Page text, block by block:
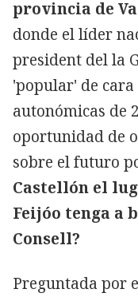
provincia de
donde el líder
president del la
'popular' de cara
autonómicas de
oportunidad de
sobre el futuro
Castellón el
Feijóo tenga a
Consell?
Preguntada por